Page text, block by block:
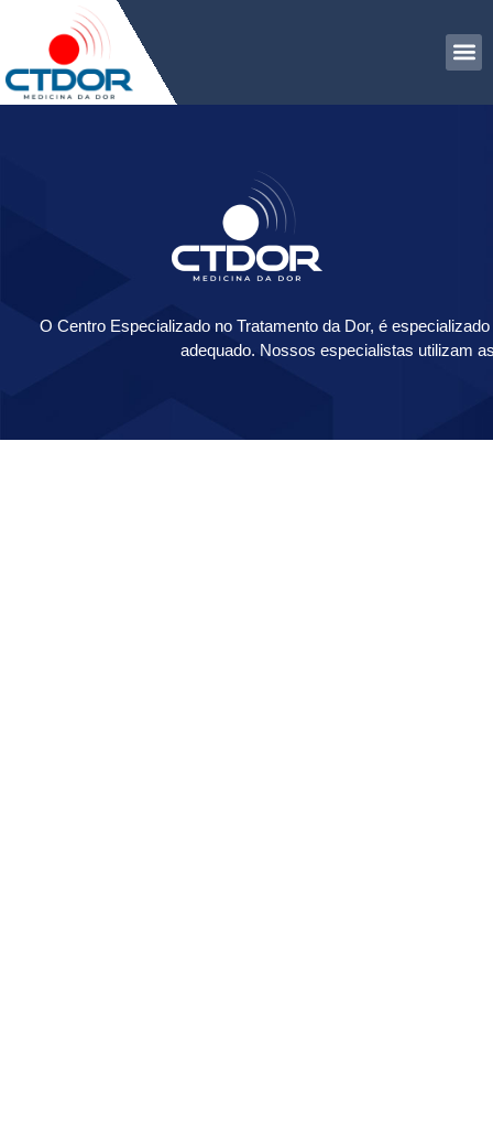
O Centro Especializado no Tratamento da Dor, é
adequado. Nossos especialistas utilizam